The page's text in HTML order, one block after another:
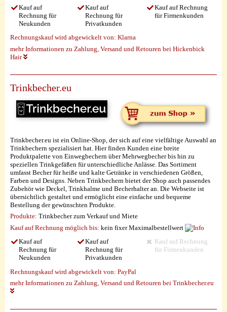
Kauf auf
Rechnung für
Neukunden
Kauf auf
Rechnung für
Privatkunden
Kauf auf Rechnung
für Firmenkunden
Rechnungskauf wird abgewickelt von: Klarna
mehr Informationen zu Zahlung, Versand und Retouren bei Hickenbick
Hair
Trinkbecher.eu
Trinkbecher.eu ist ein Online-Shop, der sich auf eine vielfältige Auswahl an
Trinkbechern spezialisiert hat. Hier finden Kunden eine breite
Produktpalette von Einwegbechern über Mehrwegbecher bis hin zu
speziellen Trinkgefäßen für unterschiedliche Anlässe. Das Sortiment
umfasst Becher für heiße und kalte Getränke in verschiedenen Größen,
Farben und Designs. Neben Trinkbechern bietet der Shop auch passendes
Zubehör wie Deckel, Trinkhalme und Becherhalter an. Die Webseite ist
übersichtlich gestaltet und ermöglicht eine einfache und bequeme
Bestellung der gewünschten Produkte.
Produkte: Trinkbecher zum Verkauf und Miete
Kauf auf Rechnung möglich bis: kein fixer Maximalbestellwert
Kauf auf
Rechnung für
Neukunden
Kauf auf
Rechnung für
Privatkunden
Kauf auf Rechnung
für Firmenkunden
Rechnungskauf wird abgewickelt von: PayPal
mehr Informationen zu Zahlung, Versand und Retouren bei Trinkbecher.eu